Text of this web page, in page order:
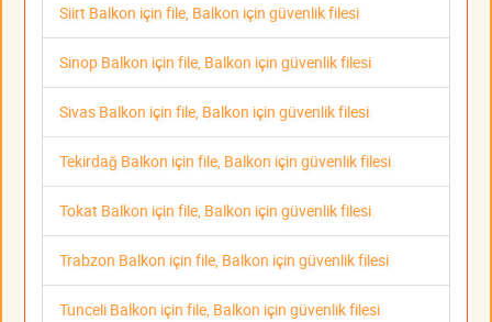
Siirt Balkon için file, Balkon için güvenlik filesi
Sinop Balkon için file, Balkon için güvenlik filesi
Sivas Balkon için file, Balkon için güvenlik filesi
Tekirdağ Balkon için file, Balkon için güvenlik filesi
Tokat Balkon için file, Balkon için güvenlik filesi
Trabzon Balkon için file, Balkon için güvenlik filesi
Tunceli Balkon için file, Balkon için güvenlik filesi